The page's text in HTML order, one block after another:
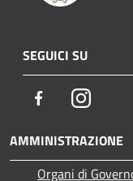
SEGUICI SU
Facebook
AMMINISTRAZIONE
Organi di